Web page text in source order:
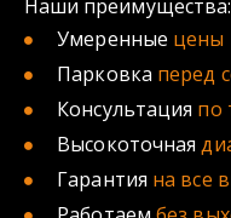
Наши преимущества:
Умеренные цены
Парковка перед
Консультация по
Высокоточная
Гарантия на все